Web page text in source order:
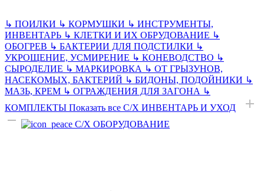
↳ ПОИЛКИ ↳ КОРМУШКИ ↳ ИНСТРУМЕНТЫ,
ИНВЕНТАРЬ ↳ КЛЕТКИ И ИХ ОБРУДОВАНИЕ ↳
ОБОГРЕВ ↳ БАКТЕРИИ ДЛЯ ПОДСТИЛКИ ↳
УКРОЩЕНИЕ, УСМИРЕНИЕ ↳ КОНЕВОДСТВО ↳
СЫРОДЕЛИЕ ↳ МАРКИРОВКА ↳ ОТ ГРЫЗУНОВ,
НАСЕКОМЫХ, БАКТЕРИЙ ↳ БИДОНЫ, ПОДОЙНИКИ ↳
МАЗЬ, КРЕМ ↳ ОГРАЖДЕНИЯ ДЛЯ ЗАГОНА ↳
КОМПЛЕКТЫ Показать все С/Х ИНВЕНТАРЬ И УХОД
С/Х ОБОРУДОВАНИЕ